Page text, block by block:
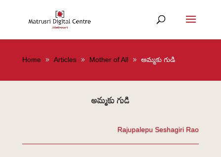
Home Articles Mother of All అమ్మకు గుడి
అమ్మకు గుడి
Rajupalepu Seshagiri Rao